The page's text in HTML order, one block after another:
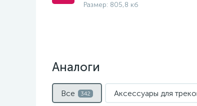
Размер: 805,8 кб
Аналоги
Все 342 Аксессуары для